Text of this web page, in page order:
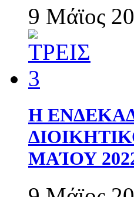
9 Μάϊος
Η
ΜΑΊΟΥ